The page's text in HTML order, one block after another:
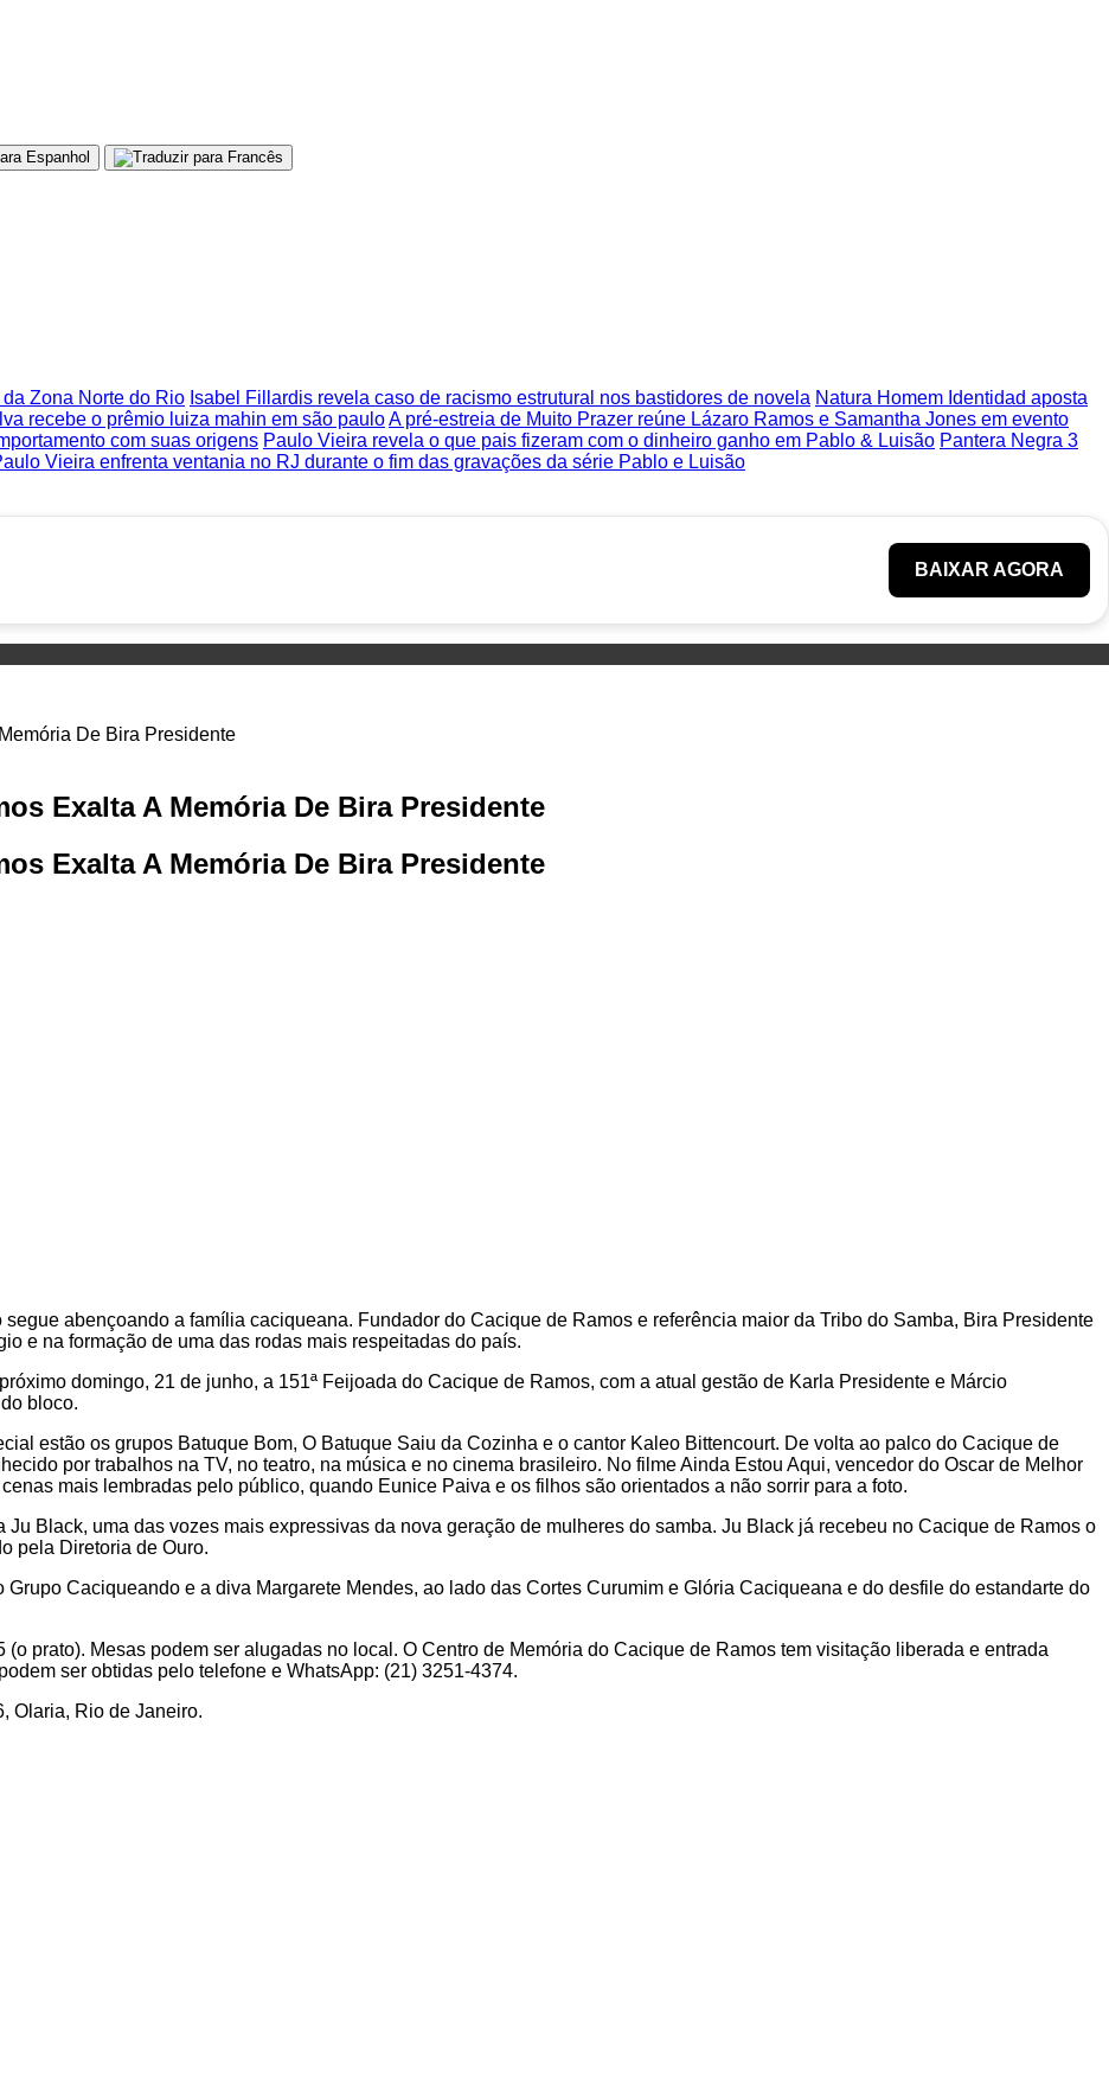
Zona Norte do Rio Isabel Fillardis revela caso de racismo estrutural nos bastidores de novela Natura Homem Identidad aposta
recebe o prêmio luiza mahin em são pauloA pré-estreia de Muito Prazer reúne Lázaro Ramos e Samantha Jones em evento
com suas origens Paulo Vieira revela o que pais fizeram com o dinheiro ganho em Pablo & Luisão Pantera Negra 3
Vieira enfrenta ventania no RJ durante o fim das gravações da série Pablo e Luisão
BAIXAR AGORA
Exalta A Memória De Bira Presidente
Exalta A Memória De Bira Presidente
abençoando a família caciqueana. Fundador do Cacique de Ramos e referência maior da Tribo do Samba, Bira Presidente
e na formação de uma das rodas mais respeitadas do país.
domingo, 21 de junho, a 151ª Feijoada do Cacique de Ramos, com a atual gestão de Karla Presidente e Márcio
bloco.
estão os grupos Batuque Bom, O Batuque Saiu da Cozinha e o cantor Kaleo Bittencourt. De volta ao palco do Cacique de
por trabalhos na TV, no teatro, na música e no cinema brasileiro. No filme Ainda Estou Aqui, vencedor do Oscar de Melhor
mais lembradas pelo público, quando Eunice Paiva e os filhos são orientados a não sorrir para a foto.
Black, uma das vozes mais expressivas da nova geração de mulheres do samba. Ju Black já recebeu no Cacique de Ramos o
pela Diretoria de Ouro.
Caciqueando e a diva Margarete Mendes, ao lado das Cortes Curumim e Glória Caciqueana e do desfile do estandarte do
prato). Mesas podem ser alugadas no local. O Centro de Memória do Cacique de Ramos tem visitação liberada e entrada
ser obtidas pelo telefone e WhatsApp: (21) 3251-4374.
Olaria, Rio de Janeiro.